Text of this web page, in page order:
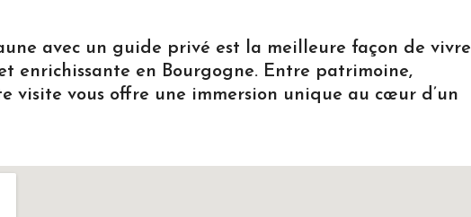
avec un guide privé est la meilleure façon de vivre
enrichissante en Bourgogne. Entre patrimoine,
visite vous offre une immersion unique au cœur d’un